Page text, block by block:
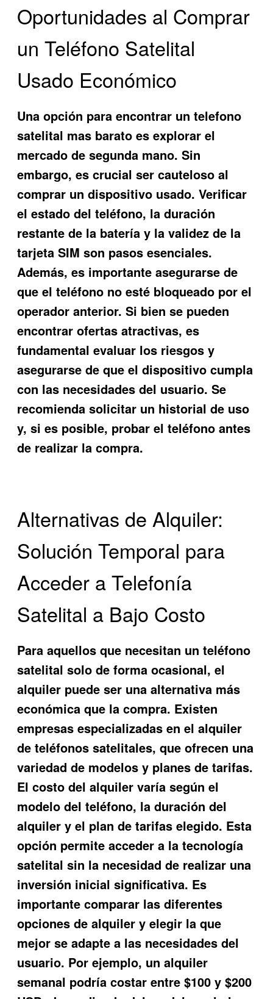
Oportunidades al Comprar
un Teléfono Satelital
Usado Económico
Una opción para encontrar untelefono
satelital mas barato es explorar el
mercado de segunda mano. Sin
embargo, es crucial ser cauteloso al
comprar un dispositivo usado. Verificar
el estado del teléfono, la duración
restante de la batería y la validez de la
tarjeta SIM son pasos esenciales.
Además, es importante asegurarse de
que el teléfono no esté bloqueado por el
operador anterior. Si bien se pueden
encontrar ofertas atractivas, es
fundamental evaluar los riesgos y
asegurarse de que el dispositivo cumpla
con las necesidades del usuario. Se
recomienda solicitar un historial de uso
y, si es posible, probar el teléfono antes
de realizar la compra.
Alternativas de Alquiler:
Solución Temporal para
Acceder a Telefonía
Satelital a Bajo Costo
Para aquellos que necesitan un teléfono
satelital solo de forma ocasional, el
alquiler puede ser una alternativa más
económica que la compra. Existen
empresas especializadas en el alquiler
de teléfonos satelitales, que ofrecen una
variedad de modelos y planes de tarifas.
El costo del alquiler varía según el
modelo del teléfono, la duración del
alquiler y el plan de tarifas elegido. Esta
opción permite acceder a la tecnología
satelital sin la necesidad de realizar una
inversión inicial significativa. Es
importante comparar las diferentes
opciones de alquiler y elegir la que
mejor se adapte a las necesidades del
usuario. Por ejemplo, un alquiler
semanal podría costar entre $100 y $200